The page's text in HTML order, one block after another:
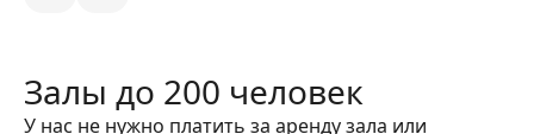
Залы до 200 человек
У нас не нужно платить за аренду зала или